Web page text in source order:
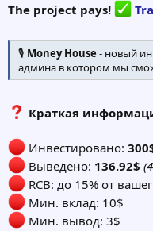
The project pays!
🎙 Money House - новый
админа в котором мы
Краткая
Инвестировано:
Выведено: 136.92$
RCB: до 15% от
Мин. вклад: 10$
Мин. вывод: 3$